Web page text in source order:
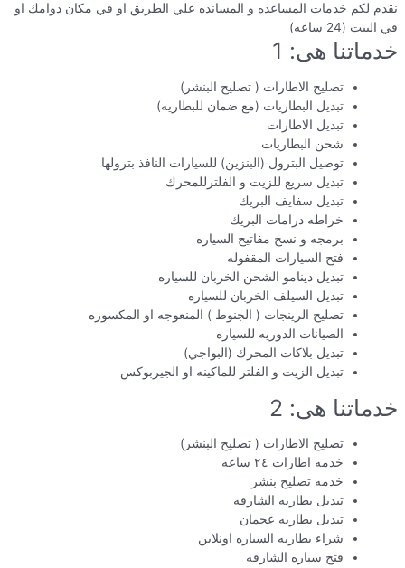
نقدم لكم خدمات المساعده و المسانده علي الطريق او في مكان دوامك او
في البيت (24 ساعه)
خدماتنا هى: 1
تصليح الاطارات ( تصليح البنشر)
تبديل البطاريات (مع ضمان للبطاريه)
تبديل الاطارات
شحن البطاريات
توصيل البترول (البنزين) للسيارات النافذ بترولها
تبديل سريع للزيت و الفلترللمحرك
تبديل سفايف البريك
خراطه درامات البريك
برمجه و نسخ مفاتيح السياره
فتح السيارات المقفوله
تبديل دينامو الشحن الخربان للسياره
تبديل السيلف الخربان للسياره
تصليح الرينجات ( الجنوط ) المنعوجه او المكسوره
الصيانات الدوريه للسياره
تبديل بلاكات المحرك (البواجي)
تبديل الزيت و الفلتر للماكينه او الجيربوكس
خدماتنا هى: 2
تصليح الاطارات ( تصليح البنشر)
خدمه اطارات ٢٤ ساعه
خدمه تصليح بنشر
تبديل بطاريه الشارقه
تبديل بطاريه عجمان
شراء بطاريه السياره اونلاين
فتح سياره الشارقه